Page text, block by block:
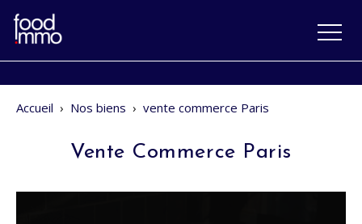
Accueil › Nos biens › vente commerce Paris
Vente Commerce Paris